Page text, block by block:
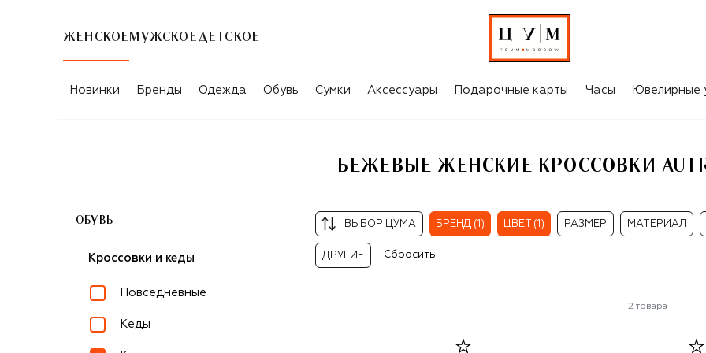
ЖЕНСКОЕ МУЖСКОЕ ДЕТСКОЕ
БЕЖЕВЫЕ ЖЕНСКИЕ КРОССОВКИ AUTRY
Новинки Бренды Одежда Обувь Сумки Аксессуары Подарочные карты Часы Ювелирные
БЕЖЕВЫЕ ЖЕНСКИЕ КРОССОВКИ
ОБУВЬ
Кроссовки и кеды
Повседневные
Кеды
ВЫБОР ЦУМА БРЕНД (1) ЦВЕТ (1) РАЗМЕР МАТЕРИАЛ
ДРУГИЕ Сбросить
2 товара